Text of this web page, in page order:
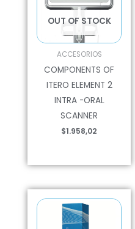
OUT OF STOCK
ACCESORIOS
COMPONENTS OF
ITERO ELEMENT 2
INTRA -ORAL
SCANNER
$1.958,02